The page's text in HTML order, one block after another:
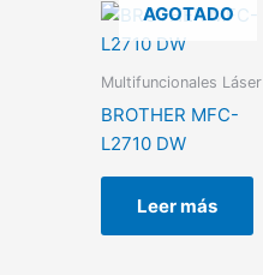
AGOTADO
Multifuncionales Láser
BROTHER MFC-
L2710 DW
Leer más